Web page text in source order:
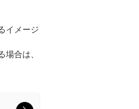
イメージ
合は、